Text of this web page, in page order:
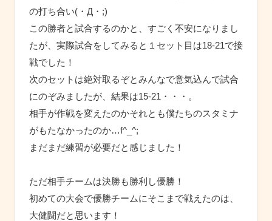
の打ち合い(・Д・;)
この勝者と試合するのかと、すごく不安になりまし
たが、実際試合をしてみると１セット目は18-21で接
戦でした！
次のセットは絶対取るぞとみんなで意気込んで試合
にのぞみましたが、結果は15-21・・・。
相手が作戦を変えたのかそれとも僕たちのスタミナ
がもたなかったのか…f^_^;
まだまだ練習が必要だと感じました！
ただ相手チームは決勝も勝利し優勝！
初めての大会で優勝チームにそこまで戦えたのは、
大健闘だと思います！